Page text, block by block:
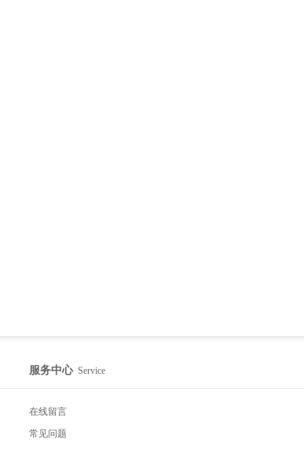
服务中心Service
在线留言
常见问题